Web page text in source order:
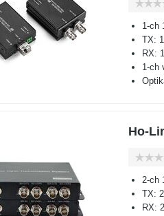
1-ch
TX:
RX:
1-ch
Ho-
2-ch
TX:
RX: